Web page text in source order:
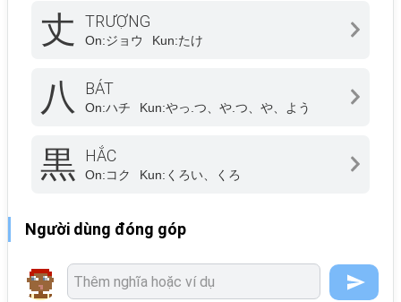
丈 TRƯỢNG
On:ジョウ Kun:たけ
八 BÁT
On:ハチ Kun:やっ.つ、や.つ、や、よう
黒 HẮC
On:コク Kun: くろい、くろ
Người dùng đóng góp